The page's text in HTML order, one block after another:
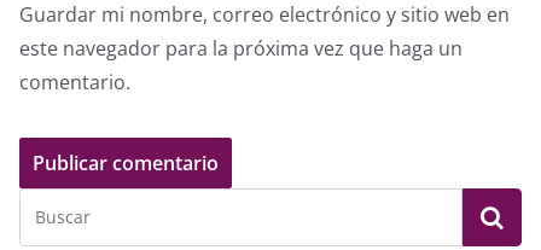
Guardar mi nombre, correo electrónico y sitio web en
este navegador para la próxima vez que haga un
comentario.